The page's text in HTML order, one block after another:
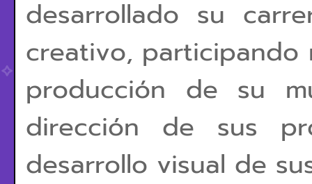
desarrollado su
creativo, participando
producción de su
dirección de sus
desarrollo visual de